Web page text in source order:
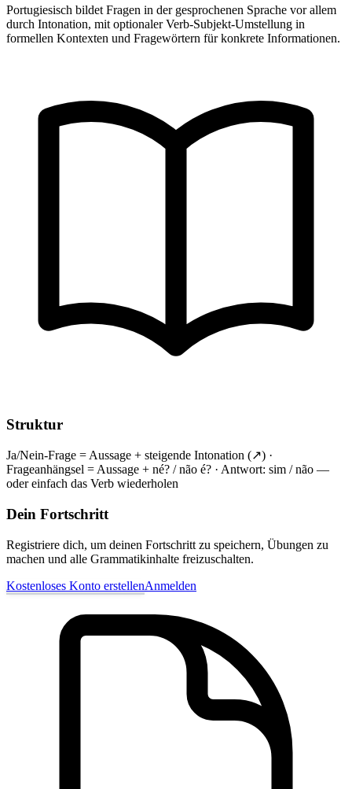
Portugiesisch bildet Fragen in der gesprochenen Sprache vor allem
durch Intonation, mit optionaler Verb-Subjekt-Umstellung in
formellen Kontexten und Fragewörtern für konkrete Informationen.
Struktur
Ja/Nein-Frage = Aussage + steigende Intonation (↗) ·
Frageanhängsel = Aussage + né? / não é? · Antwort: sim / não —
oder einfach das Verb wiederholen
Dein Fortschritt
Registriere dich, um deinen Fortschritt zu speichern, Übungen zu
machen und alle Grammatikinhalte freizuschalten.
Kostenloses Konto erstellenAnmelden